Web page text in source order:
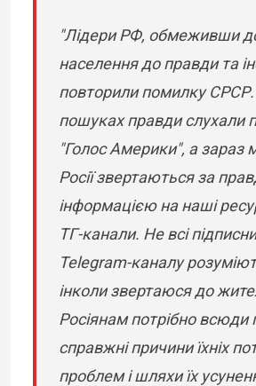
"Лідери РФ, обмеживши
населення до правди та
повторили помилку СРСР.
пошуках правди слухали
"Голос Америки", а зараз
Росії звертаються за
інформацією на наші
ТГ-канали. Не всі
Telegram-каналу
інколи звертаюся до
Росіянам потрібно
справжні причини їхніх
проблем і шляхи їх